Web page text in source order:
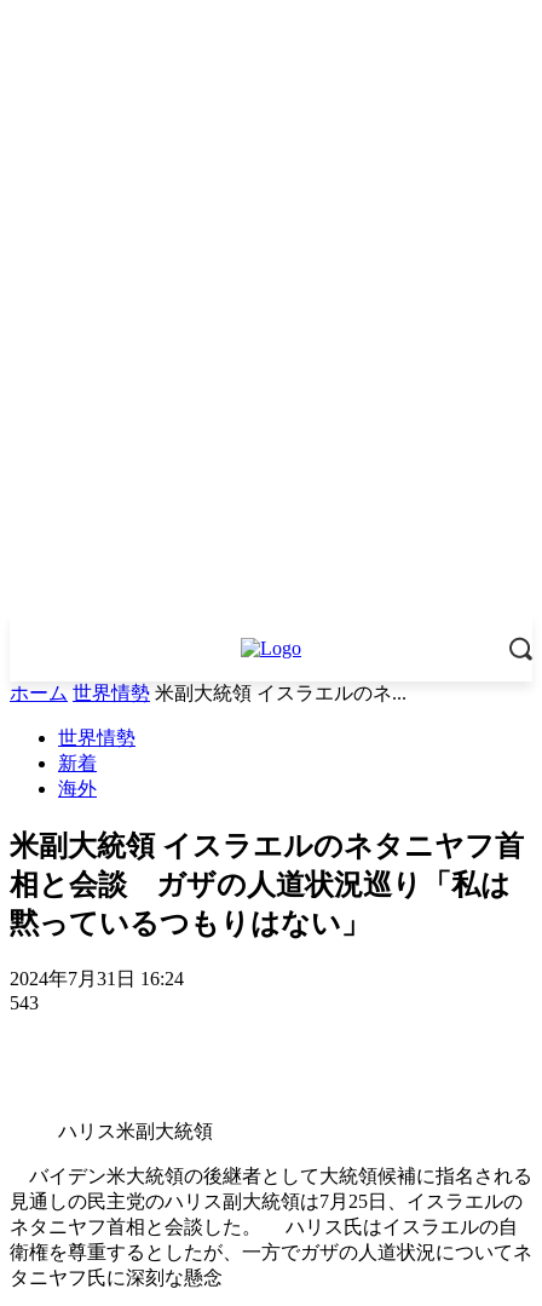
ホーム 世界情勢 米副大統領 イスラエルのネ...
世界情勢
新着
海外
米副大統領 イスラエルのネタニヤフ首
相と会談 ガザの人道状況巡り「私は
黙っているつもりはない」
2024年7月31日 16:24
543
ハリス米副大統領
バイデン米大統領の後継者として大統領候補に指名される
見通しの民主党のハリス副大統領は7月25日、イスラエルの
ネタニヤフ首相と会談した。 ハリス氏はイスラエルの自
衛権を尊重するとしたが、一方でガザの人道状況についてネ
タニヤフ氏に深刻な懸念